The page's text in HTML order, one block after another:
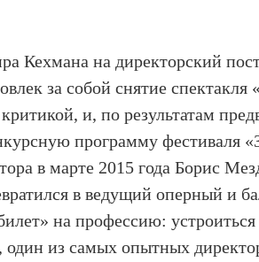
Кехмана на директорский
за собой снятие спектакля
и, по результатам
программу фестиваля
в марте 2015 года Борис
в ведущий оперный и
на профессию: устроиться
один из самых опытных